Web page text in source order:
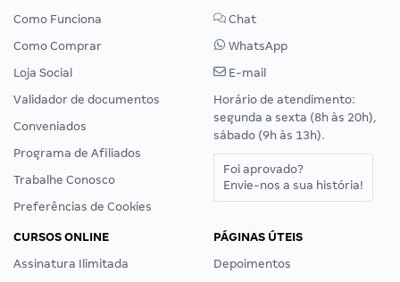
Como Funciona
Como Comprar
Loja Social
Validador de documentos
Conveniados
Programa de Afiliados
Trabalhe Conosco
Preferências de Cookies
Chat
WhatsApp
E-mail
Horário de atendimento:
segunda a sexta (8h às 20h),
sábado (9h às 13h).
Foi aprovado?
Envie-nos a sua história!
CURSOS ONLINE
Assinatura Ilimitada
PÁGINAS ÚTEIS
Depoimentos